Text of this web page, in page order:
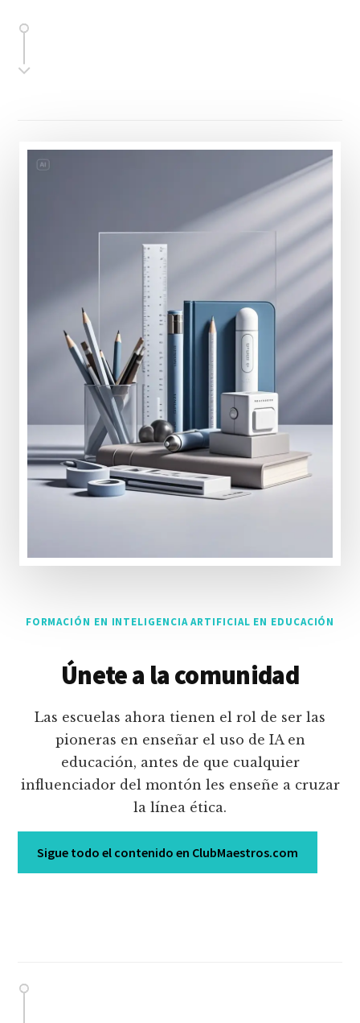
FORMACIÓN EN INTELIGENCIA ARTIFICIAL EN EDUCACIÓN
Únete a la comunidad
Las escuelas ahora tienen el rol de ser las
pioneras en enseñar el uso de IA en
educación, antes de que cualquier
influenciador del montón les enseñe a cruzar
la línea ética.
Sigue todo el contenido en ClubMaestros.com